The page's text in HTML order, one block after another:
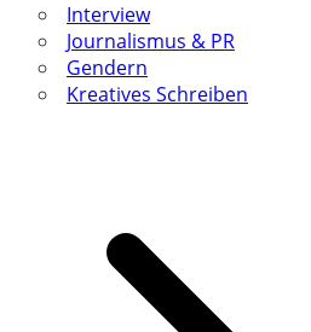
Interview
Journalismus & PR
Gendern
Kreatives Schreiben